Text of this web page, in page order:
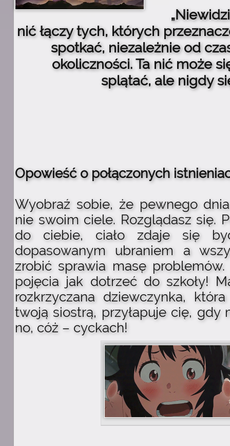
nić łączy tych, których
spotkać, niezależnie od
okoliczności. Ta nić może
splątać, ale nigdy
Opowieść o połączonych
Wyobraź sobie, że pewnego
nie swoim ciele. Rozglądasz się.
do ciebie, ciało zdaje się
dopasowanym ubraniem a
zrobić sprawia masę
pojęcia jak dotrzeć do szkoły!
rozkrzyczana dziewczynka,
twoją siostrą, przyłapuje cię, gdy
no, cóż – cyckach!